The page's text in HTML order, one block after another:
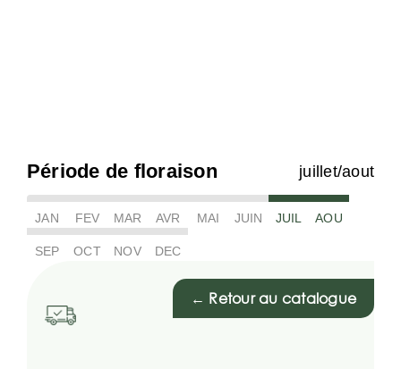
Période de floraison juillet/aout
JAN FEV MAR AVR MAI JUIN JUIL AOU
SEP OCT NOV DEC
← Retour au catalogue